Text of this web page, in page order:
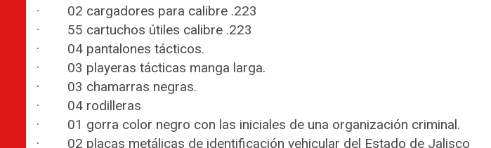
· 02 cargadores para calibre .223
· 55 cartuchos útiles calibre .223
· 04 pantalones tácticos.
· 03 playeras tácticas manga larga.
· 03 chamarras negras.
· 04 rodilleras
· 01 gorra color negro con las iniciales de una organización criminal.
· 02 placas metálicas de identificación vehicular del Estado de Jalisco